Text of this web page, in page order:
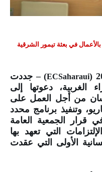
بالأعمال في بعثة تيمور الشرقية
ECSaharaui) – جددت
دعوتها إلى
من أجل العمل على
وتنفيذ برنامج محدد
الجمعية العامة
رقم 74/95، والإلتزامات التي تعهد بها
الأولى التي عقدت